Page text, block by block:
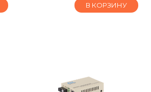
В КОРЗИНУ